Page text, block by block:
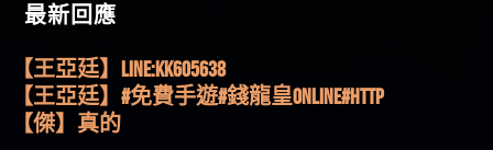
賴zg369」力智投資是不是詐騙 力智投資是真的嗎
力智投資是詐騙嗎 南部老翁還在癡迷力智投資高
回報獲利 請不要在匯款
【其他問題】 【遇天盛商行詐騙追回資金賴
zg369】天盛商行詐騙 天盛商行是不是詐騙 天盛商
行是真的嗎 天盛商行是詐騙嗎 被天盛商行詐騙一
招教你拿回
【其他問題】 受害者援助賴【zg369】退休老翁被
大戶e點靈詐騙痛不欲生 大戶e點靈是真的嗎 大戶e
點靈是不是詐騙 大戶e點靈是詐騙嗎 大戶e點靈無
法出金 （大戶e點靈）教你如何規避詐騙陷阱
【其他問題】 弘記投資詐騙持續收割國人中【免
費討回資金賴zg369】弘記投資是詐騙嗎 弘記投資
是不是詐騙 弘記投資是真的嗎 被弘記投資詐騙的
【其他問題】 被騙追回賴【zg369】KnTop利用新型
詐騙手法欺詐群眾 KnTop是真的嗎 KnTop是不是詐騙
【其他問題】機台運算專案詐騙持續收割國人中
最新回應
【傑】推代理真的好相處
回答
【王亞廷】LINE:kK605638
【王亞廷】#免費手遊#錢龍皇ONLINE#http
【傑】真的